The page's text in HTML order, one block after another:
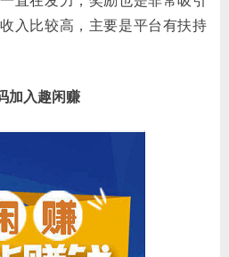
赚
一
入比较高，主要是平台有扶持
加入趣闲赚